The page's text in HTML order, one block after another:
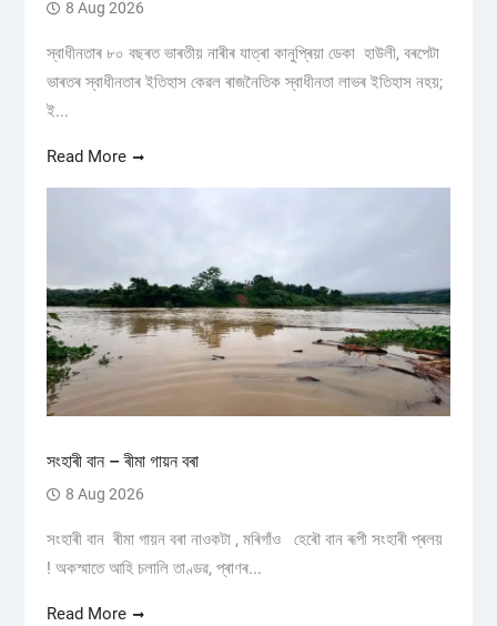
8 Aug 2026
স্বাধীনতাৰ ৮০ বছৰত ভাৰতীয় নাৰীৰ যাত্ৰা কানুপ্ৰিয়া ডেকা হাউলী, বৰপেটা
ভাৰতৰ স্বাধীনতাৰ ইতিহাস কেৱল ৰাজনৈতিক স্বাধীনতা লাভৰ ইতিহাস নহয়;
ই...
Read More
সংহাৰী বান – ৰীমা গায়ন বৰা
8 Aug 2026
সংহাৰী বান ৰীমা গায়ন বৰা নাওকটা , মৰিগাঁও হেৰৌ বান ৰূপী সংহাৰী প্ৰলয়
! অকস্মাতে আহি চলালি তাণ্ডৱ, প্ৰাণৰ...
Read More